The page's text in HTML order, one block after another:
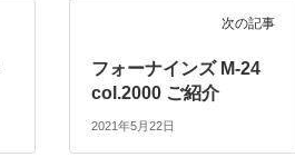
次の記事
フォーナインズ M-24
col.2000 ご紹介
2021年5月22日